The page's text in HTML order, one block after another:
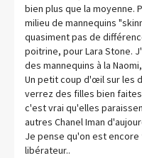
bien plus que la moyenne.
milieu de mannequins
quasiment pas de
poitrine, pour Lara Stone.
des mannequins à la
Un petit coup d'œil sur les
verrez des filles bien
c'est vrai qu'elles
autres Chanel Iman
Je pense qu'on est
libérateur..